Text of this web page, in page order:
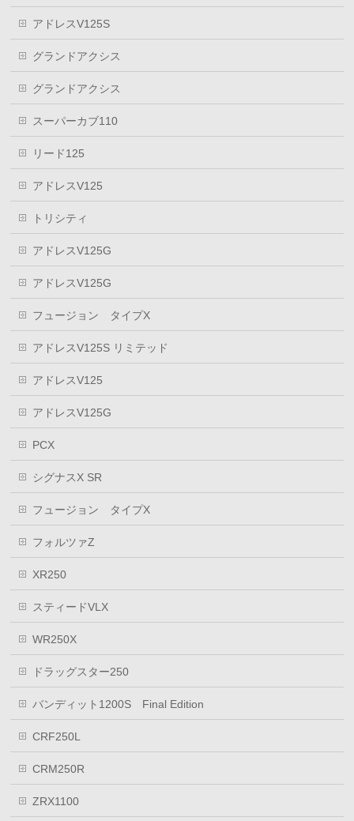
アドレスV125S
グランドアクシス
グランドアクシス
スーパーカブ110
リード125
アドレスV125
トリシティ
アドレスV125G
アドレスV125G
フュージョン タイプX
アドレスV125S リミテッド
アドレスV125
アドレスV125G
PCX
シグナスX SR
フュージョン タイプX
フォルツァZ
XR250
スティードVLX
WR250X
ドラッグスター250
バンディット1200S Final Edition
CRF250L
CRM250R
ZRX1100